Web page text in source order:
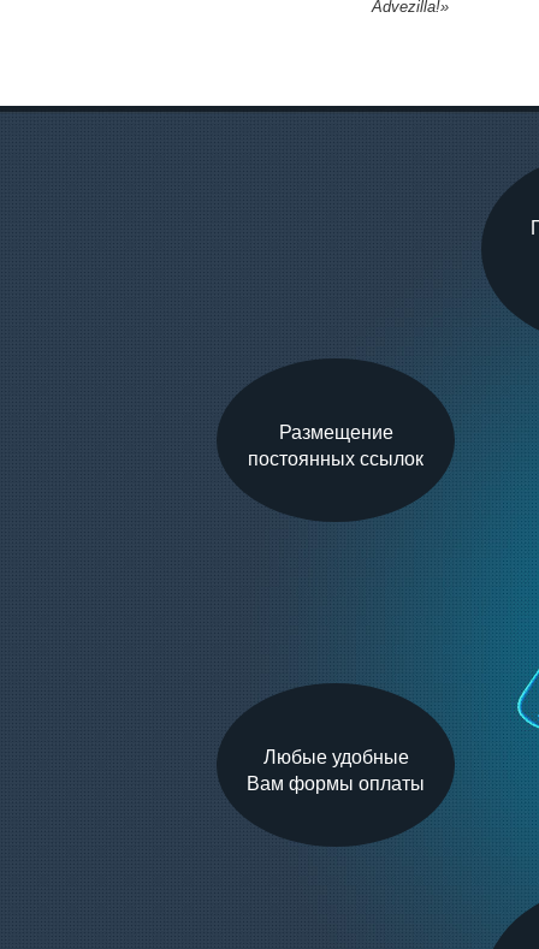
Advezilla!»
Любые удобные
Вам формы оплаты
Размещение
постоянных ссылок